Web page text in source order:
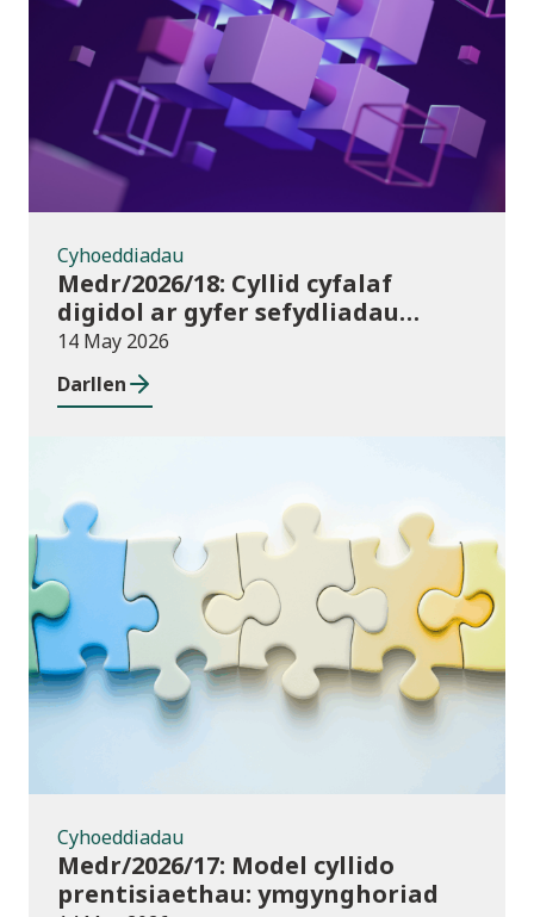
Cyhoeddiadau
Cyhoeddiadau
Medr/2026/18: Cyllid cyfalaf
digidol ar gyfer sefydliadau
addysg bellach yn 2026/27
14 May 2026
Darllen
Cyhoeddiadau
Cyhoeddiadau
Medr/2026/17: Model cyllido
prentisiaethau: ymgynghoriad